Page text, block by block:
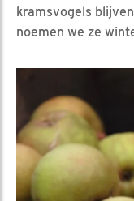
kramsvogels
noemen we ze